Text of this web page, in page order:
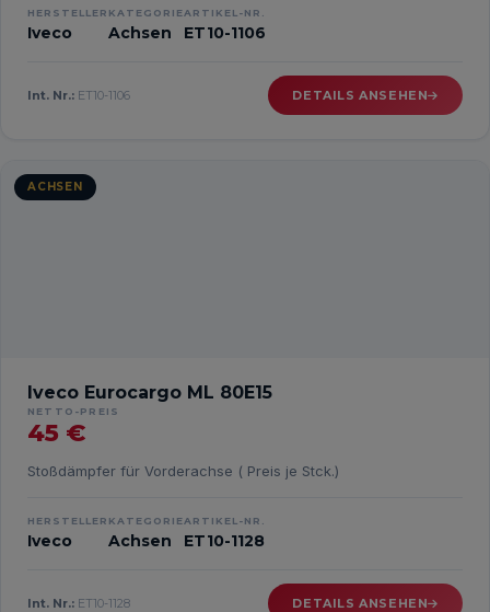
HERSTELLER
Iveco
KATEGORIE
Achsen
ARTIKEL-NR.
ET10-1106
Int. Nr.: ET10-1106 DETAILS ANSEHEN
ACHSEN
Iveco Eurocargo ML 80E15
NETTO-PREIS
45 €
Stoßdämpfer für Vorderachse ( Preis je Stck.)
HERSTELLER
Iveco
KATEGORIE
Achsen
ARTIKEL-NR.
ET10-1128
Int. Nr.: ET10-1128 DETAILS ANSEHEN